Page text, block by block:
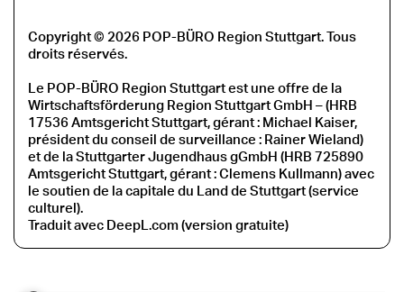
Copyright © 2026 POP-BÜRO Region Stuttgart. Tous
droits réservés.
Le POP-BÜRO Region Stuttgart est une offre de la
Wirtschaftsförderung Region Stuttgart GmbH – (HRB
17536 Amtsgericht Stuttgart, gérant : Michael Kaiser,
président du conseil de surveillance : Rainer Wieland)
et de la Stuttgarter Jugendhaus gGmbH (HRB 725890
Amtsgericht Stuttgart, gérant : Clemens Kullmann) avec
le soutien de la capitale du Land de Stuttgart (service
culturel).
Traduit avec DeepL.com (version gratuite)